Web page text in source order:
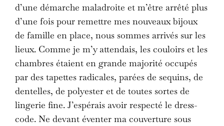
d’une démarche maladroite et m’être arrêté plus
d’une fois pour remettre mes nouveaux bijoux
de famille en place, nous sommes arrivés sur les
lieux. Comme je m’y attendais, les couloirs et les
chambres étaient en grande majorité occupés
par des tapettes radicales, parées de sequins, de
dentelles, de polyester et de toutes sortes de
lingerie fine. J’espérais avoir respecté le dress-
code. Ne devant éventer ma couverture sous